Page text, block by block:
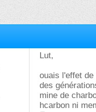
Lut,
ouais l'effet
des
mine de
hcarbon ni